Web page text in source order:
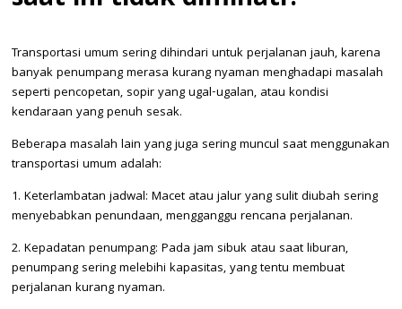
Transportasi umum sering dihindari untuk perjalanan jauh, karena
banyak penumpang merasa kurang nyaman menghadapi masalah
seperti pencopetan, sopir yang ugal-ugalan, atau kondisi
kendaraan yang penuh sesak.
Beberapa masalah lain yang juga sering muncul saat menggunakan
transportasi umum adalah:
1. Keterlambatan jadwal: Macet atau jalur yang sulit diubah sering
menyebabkan penundaan, mengganggu rencana perjalanan.
2. Kepadatan penumpang: Pada jam sibuk atau saat liburan,
penumpang sering melebihi kapasitas, yang tentu membuat
perjalanan kurang nyaman.